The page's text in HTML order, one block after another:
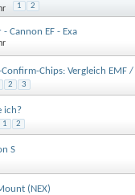
1 2
Cannon EF - Exa
Chips: Vergleich EMF
2 3
ich?
1 2
S
(NEX)